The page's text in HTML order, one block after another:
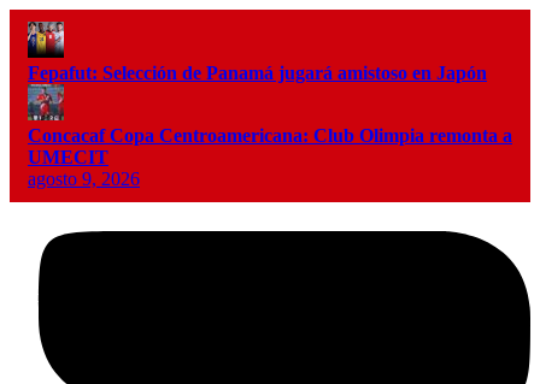
Fepafut: Selección de Panamá jugará amistoso en Japón
Concacaf Copa Centroamericana: Club Olimpia remonta a
UMECIT
agosto 9, 2026